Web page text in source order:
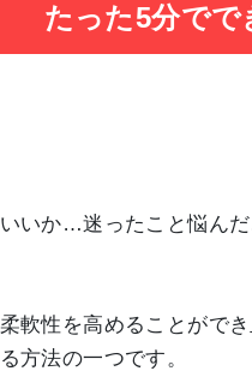
たった5分で
いか…迷ったこと悩ん
軟性を高めることがで
方法の一つです。